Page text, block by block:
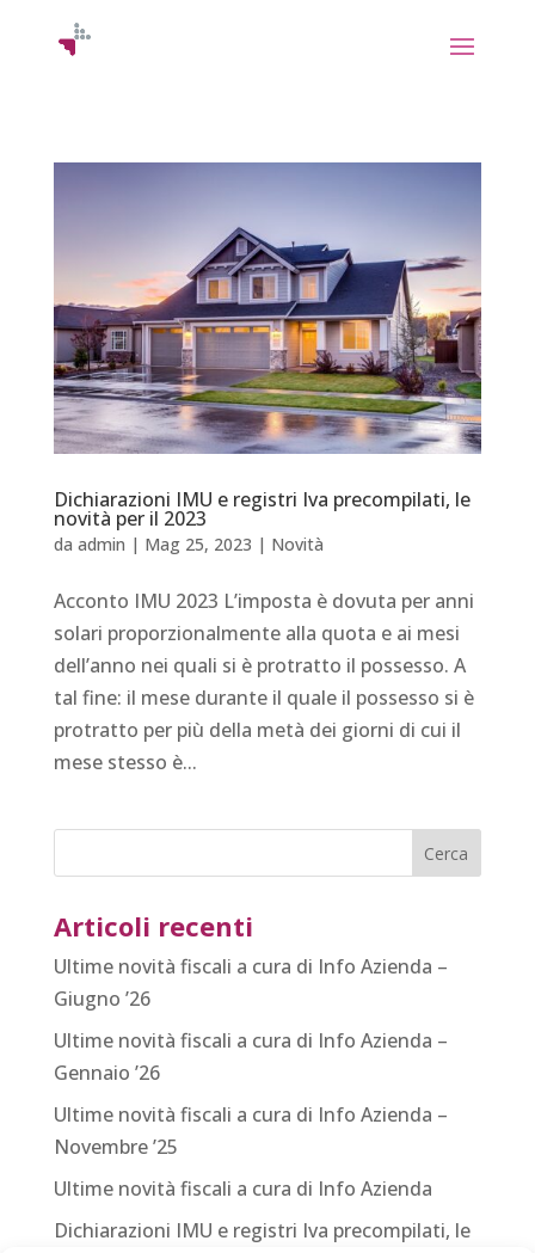
Dichiarazioni IMU e registri Iva precompilati, le
novità per il 2023
da admin | Mag 25, 2023 | Novità
Acconto IMU 2023 L’imposta è dovuta per anni
solari proporzionalmente alla quota e ai mesi
dell’anno nei quali si è protratto il possesso. A
tal fine: il mese durante il quale il possesso si è
protratto per più della metà dei giorni di cui il
mese stesso è...
Articoli recenti
Ultime novità fiscali a cura di Info Azienda –
Giugno ’26
Ultime novità fiscali a cura di Info Azienda –
Gennaio ’26
Ultime novità fiscali a cura di Info Azienda –
Novembre ’25
Ultime novità fiscali a cura di Info Azienda
Dichiarazioni IMU e registri Iva precompilati, le